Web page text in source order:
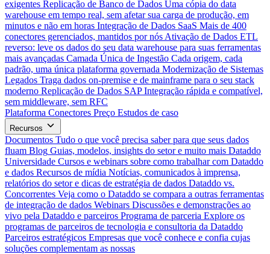
exigentes Replicação de Banco de Dados Uma cópia do data
warehouse em tempo real, sem afetar sua carga de produção, em
minutos e não em horas Integração de Dados SaaS Mais de 400
conectores gerenciados, mantidos por nós Ativação de Dados ETL
reverso: leve os dados do seu data warehouse para suas ferramentas
mais avançadas Camada Única de Ingestão Cada origem, cada
padrão, uma única plataforma governada Modernização de Sistemas
Legados Traga dados on-premise e de mainframe para o seu stack
moderno Replicação de Dados SAP Integração rápida e compatível,
sem middleware, sem RFC
Plataforma Conectores Preço Estudos de caso
Recursos
Documentos Tudo o que você precisa saber para que seus dados
fluam Blog Guias, modelos, insights do setor e muito mais Dataddo
Universidade Cursos e webinars sobre como trabalhar com Dataddo
e dados Recursos de mídia Notícias, comunicados à imprensa,
relatórios do setor e dicas de estratégia de dados Dataddo vs.
Concorrentes Veja como o Dataddo se compara a outras ferramentas
de integração de dados Webinars Discussões e demonstrações ao
vivo pela Dataddo e parceiros Programa de parceria Explore os
programas de parceiros de tecnologia e consultoria da Dataddo
Parceiros estratégicos Empresas que você conhece e confia cujas
soluções complementam as nossas